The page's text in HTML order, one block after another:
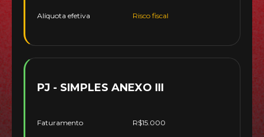
Alíquota efetiva Risco fiscal
PJ - SIMPLES ANEXO III
Faturamento R$15.000